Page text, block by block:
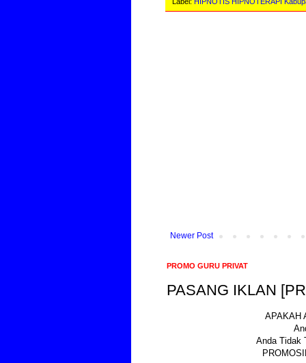
Label: HIPNOTIS HIPNOTERAPI
Newer Post
PROMO GURU PRIVAT
PASANG IKLAN
APAKAH
Anda Tidak